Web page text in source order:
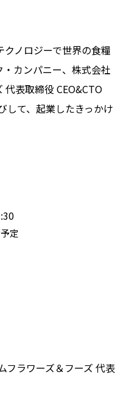
ノロジーで世界の食糧
カンパニー、株式会社
代表取締役 CEO&CTO
して、起業したきっかけ
定
フラワーズ＆フーズ 代表